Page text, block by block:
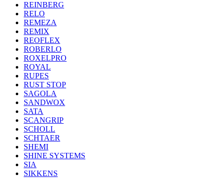
REINBERG
RELO
REMEZA
REMIX
REOFLEX
ROBERLO
ROXELPRO
ROYAL
RUPES
RUST STOP
SAGOLA
SANDWOX
SATA
SCANGRIP
SCHOLL
SCHTAER
SHEMI
SHINE SYSTEMS
SIA
SIKKENS